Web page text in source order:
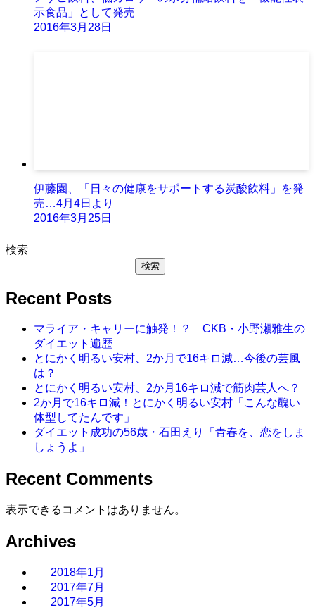
示食品」として発売
2016年3月28日
伊藤園、「日々の健康をサポートする炭酸飲料」を発
売…4月4日より
2016年3月25日
検索
検索
Recent Posts
マライア・キャリーに触発！？ CKB・小野瀬雅生の
ダイエット遍歴
とにかく明るい安村、2か月で16キロ減…今後の芸風
は？
とにかく明るい安村、2か月16キロ減で筋肉芸人へ？
2か月で16キロ減！とにかく明るい安村「こんな醜い
体型してたんです」
ダイエット成功の56歳・石田えり「青春を、恋をしま
しょうよ」
Recent Comments
表示できるコメントはありません。
Archives
2018年1月
2017年7月
2017年5月